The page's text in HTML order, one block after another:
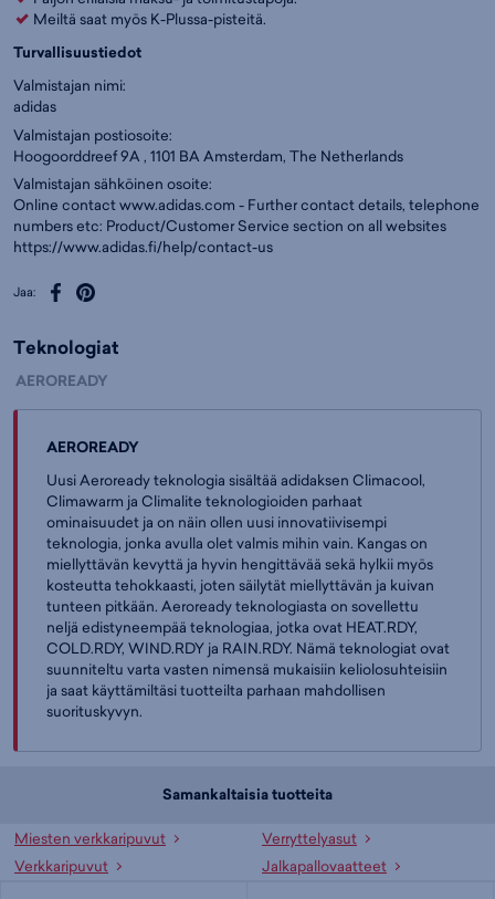
Meiltä saat myös K-Plussa-pisteitä.
Turvallisuustiedot
Valmistajan nimi:
adidas
Valmistajan postiosoite:
Hoogoorddreef 9A , 1101 BA Amsterdam, The Netherlands
Valmistajan sähköinen osoite:
Online contact www.adidas.com - Further contact details, telephone
numbers etc: Product/Customer Service section on all websites
https://www.adidas.fi/help/contact-us
Jaa:
Teknologiat
AEROREADY
AEROREADY
Uusi Aeroready teknologia sisältää adidaksen Climacool,
Climawarm ja Climalite teknologioiden parhaat
ominaisuudet ja on näin ollen uusi innovatiivisempi
teknologia, jonka avulla olet valmis mihin vain. Kangas on
miellyttävän kevyttä ja hyvin hengittävää sekä hylkii myös
kosteutta tehokkaasti, joten säilytät miellyttävän ja kuivan
tunteen pitkään. Aeroready teknologiasta on sovellettu
neljä edistyneempää teknologiaa, jotka ovat HEAT.RDY,
COLD.RDY, WIND.RDY ja RAIN.RDY. Nämä teknologiat ovat
suunniteltu varta vasten nimensä mukaisiin keliolosuhteisiin
ja saat käyttämiltäsi tuotteilta parhaan mahdollisen
suorituskyvyn.
Samankaltaisia tuotteita
Miesten verkkaripuvut
Verryttelyasut
Verkkaripuvut
Jalkapallovaatteet